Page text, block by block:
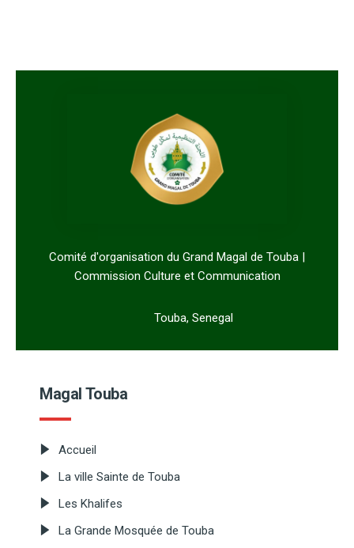
Comité d'organisation du Grand Magal de Touba |
Commission Culture et Communication
Touba, Senegal
Magal Touba
Accueil
La ville Sainte de Touba
Les Khalifes
La Grande Mosquée de Touba